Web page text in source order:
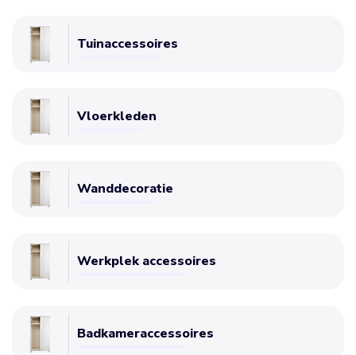
Tuinaccessoires
Vloerkleden
Wanddecoratie
Werkplek accessoires
Badkameraccessoires